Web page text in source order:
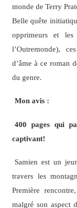
monde de Terry
Belle quête
opprimeurs et les
l’Outremonde),
d’âme à ce roman
du genre.
Mon avis :
400 pages qui
captivant!
Samien est un
travers les
Première
malgré son aspect